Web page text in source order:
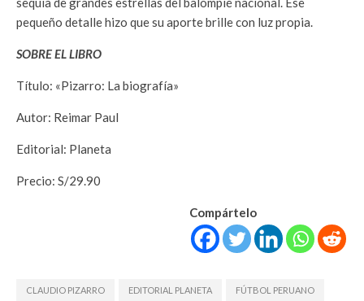
pequeño detalle hizo que su aporte brille con luz propia.
SOBRE EL LIBRO
Título: «Pizarro: La biografía»
Autor: Reimar Paul
Editorial: Planeta
Precio: S/29.90
Compártelo
CLAUDIO PIZARRO EDITORIAL PLANETA FÚTBOL PERUANO